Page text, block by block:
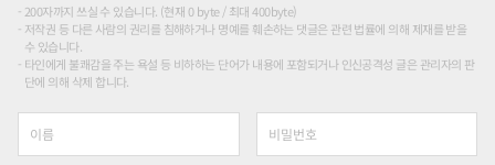
200자까지 쓰실 수 있습니다. (현재 0 byte / 최대 400byte)
저작권 등 다른 사람의 권리를 침해하거나 명예를 훼손하는 댓글은 관련 법률에 의해 제재를 받을
수 있습니다.
타인에게 불쾌감을 주는 욕설 등 비하하는 단어가 내용에 포함되거나 인신공격성 글은 관리자의 판
단에 의해 삭제 합니다.